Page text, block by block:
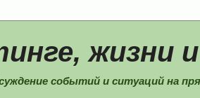
жизни
событий и ситуаций на